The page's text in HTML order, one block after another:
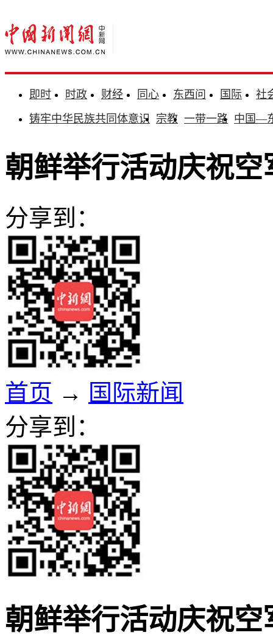
即时 时政 财经 同心 东西问 国际
社
铸牢中华民族共同体意识 宗教 一带一路 中国—
朝鲜举行活动庆祝
分享到：
首页 → 国际新闻
分享到：
朝鲜举行活动庆祝